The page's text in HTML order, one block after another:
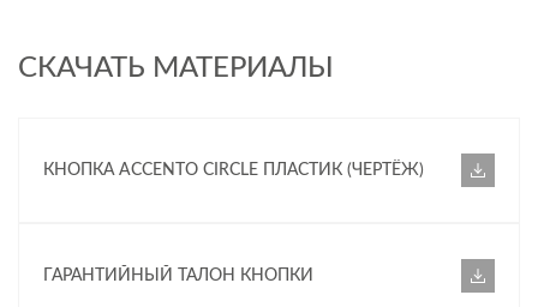
СКАЧАТЬ МАТЕРИАЛЫ
КНОПКА ACCENTO CIRCLE ПЛАСТИК (ЧЕРТЁЖ)
ГАРАНТИЙНЫЙ ТАЛОН КНОПКИ